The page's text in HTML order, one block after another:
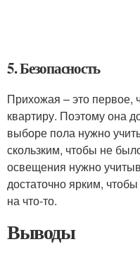
5. Безопасность
Прихожая – это первое,
квартиру. Поэтому она
выборе пола нужно
скользким, чтобы не
освещения нужно
достаточно ярким,
на что-то.
Выводы